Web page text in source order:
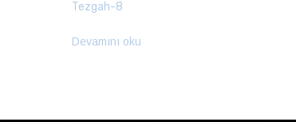
Tezgah-8
Devamını oku